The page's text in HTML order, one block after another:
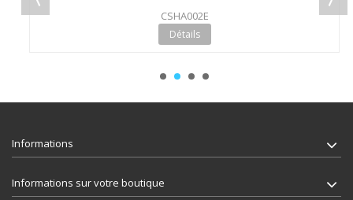
CSHA002E
Détails
Informations
Informations sur votre boutique